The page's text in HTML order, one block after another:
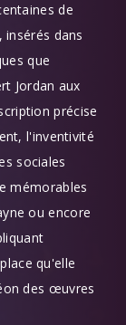
de
dans
que
Jordan aux
précise
l'inventivité
sociales
mémorables
ou encore
qu'elle
des œuvres